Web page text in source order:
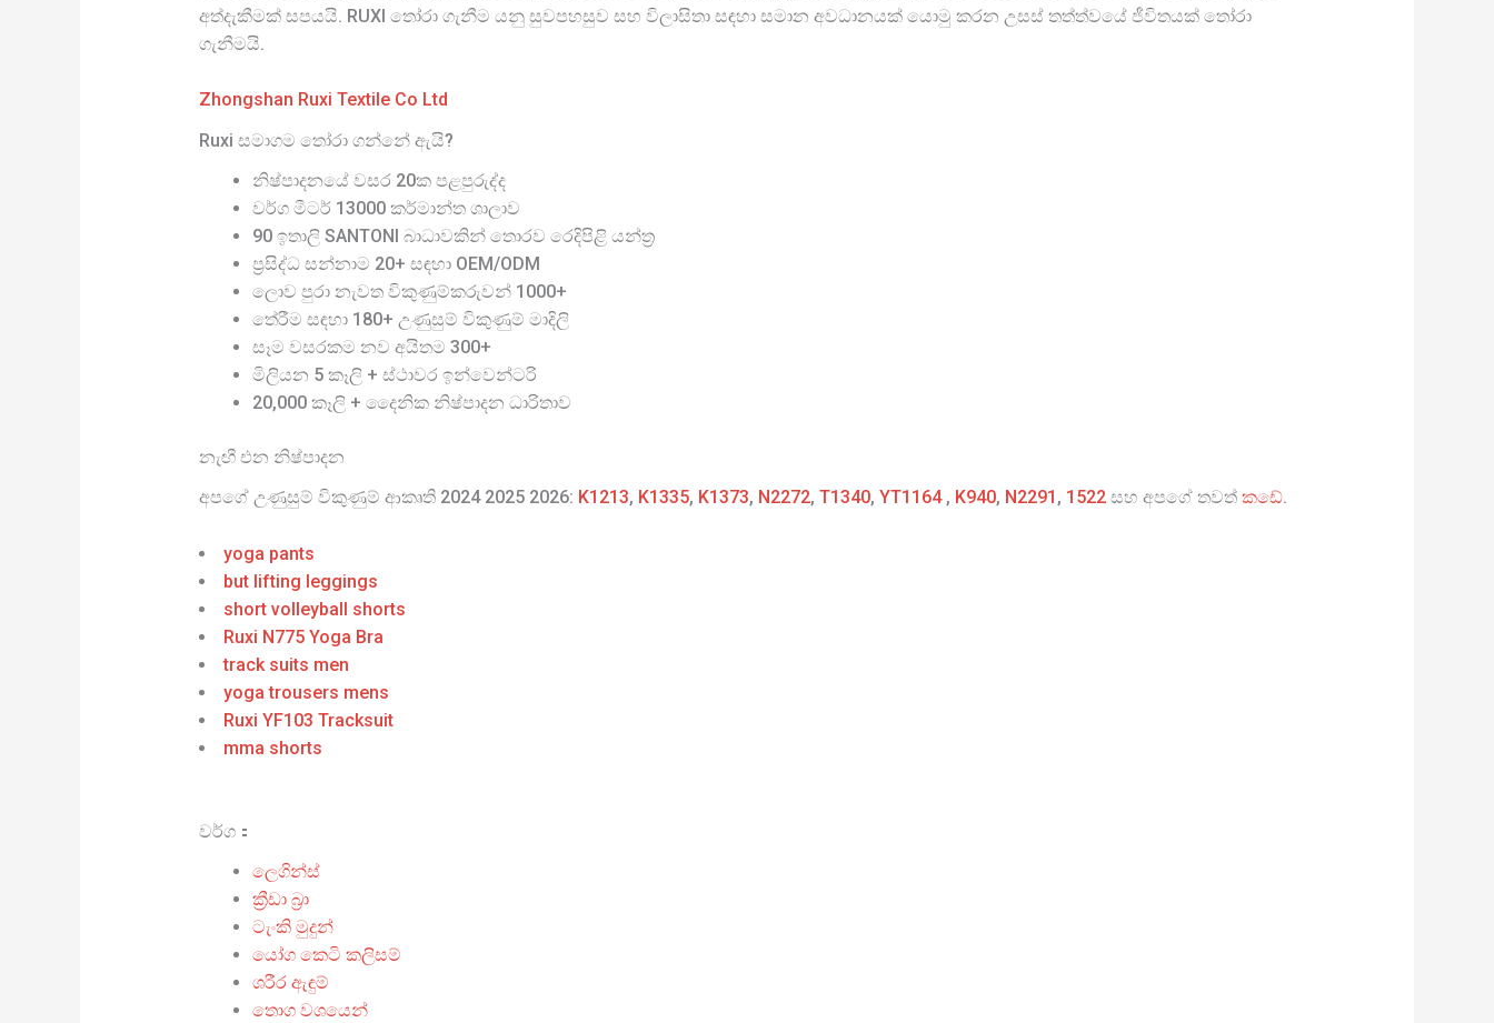
අත්දැකීමක් සපයයි. RUXI තෝරා ගැනීම යනු සුවපහසුව සහ විලාසිතා සඳහා සමාන අවධානයක් යොමු කරන උසස් තත්ත්වයේ ජීවිතයක් තෝරා
ගැනීමයි.
Zhongshan Ruxi Textile Co Ltd
Ruxi සමාගම තෝරා ගන්නේ ඇයි?
නිෂ්පාදනයේ වසර 20ක පළපුරුද්ද
වර්ග මීටර් 13000 කර්මාන්ත ශාලාව
90 ඉතාලි SANTONI බාධාවකින් තොරව රෙදිපිළි යන්ත්‍ර
ප්‍රසිද්ධ සන්නාම 20+ සඳහා OEM/ODM
ලොව පුරා නැවත විකුණුම්කරුවන් 1000+
තේරීම සඳහා 180+ උණුසුම් විකුණුම් මාදිලි
සෑම වසරකම නව අයිතම 300+
මිලියන 5 කෑලි + ස්ථාවර ඉන්වෙන්ටරි
20,000 කෑලි + දෛනික නිෂ්පාදන ධාරිතාව
නැඟී එන නිෂ්පාදන
අපගේ උණුසුම් විකුණුම් ආකෘති 2024 2025 2026: K1213, K1335, K1373, N2272, T1340, YT1164, K940, N2291 , 1522 සහ අපගේ තවත් කඩේ.
yoga pants
but lifting leggings
short volleyball shorts
Ruxi N775 Yoga Bra
track suits men
yoga trousers mens
Ruxi YF103 Tracksuit
mma shorts
වර්ග：
ලෙගින්ස්
ක්‍රීඩා බ්‍රා
ටැංකි මුදුන්
යෝග කෙටි කලිසම්
ශරීර ඇඳුම්
තොග වශයෙන්